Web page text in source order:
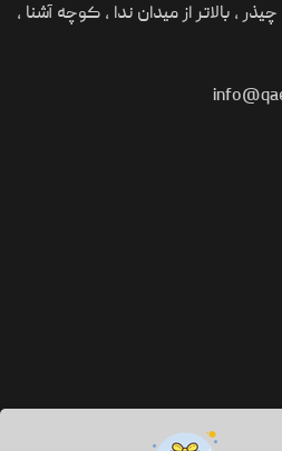
، بالاتر از میدان ندا ، کوچه آشنا ،